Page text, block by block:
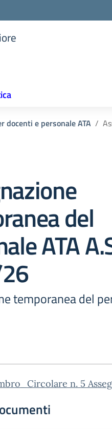
docenti e personale ATA
del
ATA
temporanea del
n. 5